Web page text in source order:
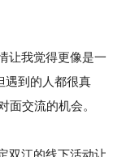
我觉得更像是一
遇到的人都很真
面交流的机会。
江的线下活动让